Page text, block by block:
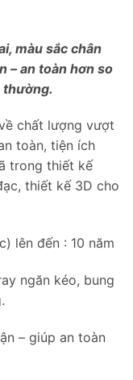
màu sắc chân
– an toàn hơn so
thường.
chất lượng vượt
toàn, tiện ích
trong thiết kế
thiết kế 3D cho
lên đến : 10 năm
ngăn kéo, bung
– giúp an toàn